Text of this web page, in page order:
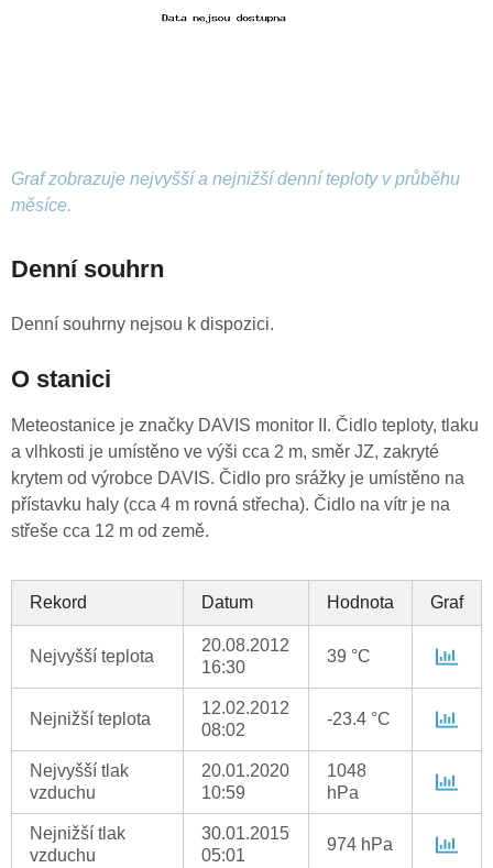
Graf zobrazuje nejvyšší a nejnižší denní teploty v průběhu
měsíce.
Denní souhrn
Denní souhrny nejsou k dispozici.
O stanici
Meteostanice je značky DAVIS monitor II. Čidlo teploty, tlaku
a vlhkosti je umístěno ve výši cca 2 m, směr JZ, zakryté
krytem od výrobce DAVIS. Čidlo pro srážky je umístěno na
přístavku haly (cca 4 m rovná střecha). Čidlo na vítr je na
střeše cca 12 m od země.
Rekord Datum Hodnota Graf
Nejvyšší teplota
20.08.2012
16:30
39 °C
Nejnižší teplota
12.02.2012
08:02
-23.4 °C
Nejvyšší tlak
vzduchu
20.01.2020
10:59
1048
hPa
Nejnižší tlak
vzduchu
30.01.2015
05:01
974 hPa